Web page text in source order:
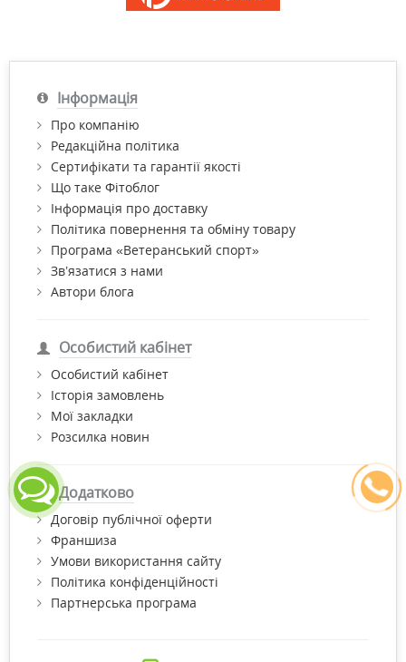
Інформація
Про компанію
Редакційна політика
Сертифікати та гарантії якості
Що таке Фітоблог
Інформація про доставку
Політика повернення та обміну товару
Програма «Ветеранський спорт»
Зв’язатися з нами
Автори блога
Особистий кабінет
Особистий кабінет
Історія замовлень
Мої закладки
Розсилка новин
Додатково
Договір публічної оферти
Франшиза
Умови використання сайту
Політика конфіденційності
Партнерська програма